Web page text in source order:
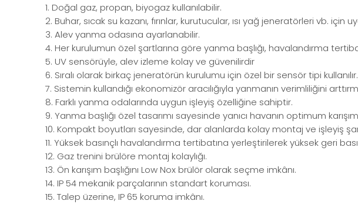
1. Doğal gaz, propan, biyogaz kullanılabilir.
2. Buhar, sıcak su kazanı, fırınlar, kurutucular, ısı yağ jeneratörleri vb. için
3. Alev yanma odasına ayarlanabilir.
4. Her kurulumun özel şartlarına göre yanma başlığı, havalandırma
5. UV sensörüyle, alev izleme kolay ve güvenilirdir
6. Sıralı olarak birkaç jeneratörün kurulumu için özel bir sensör tipi kullanılır.
7. Sistemin kullandığı ekonomizör aracılığıyla yanmanın verimliliğini
8. Farklı yanma odalarında uygun işleyiş özelliğine sahiptir.
9. Yanma başlığı özel tasarımı sayesinde yanıcı havanın optimum
10. Kompakt boyutları sayesinde, dar alanlarda kolay montaj ve işleyiş
11. Yüksek basınçlı havalandırma tertibatına yerleştirilerek yüksek geri
12. Gaz trenini brülöre montaj kolaylığı.
13. Ön karışım başlığını Low Nox brülör olarak seçme imkânı.
14. IP 54 mekanik parçalarının standart koruması.
15. Talep üzerine, IP 65 koruma imkânı.